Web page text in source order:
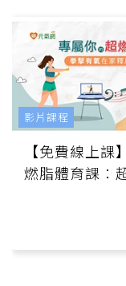
【免費線上課
燃脂體育課：
影片課程